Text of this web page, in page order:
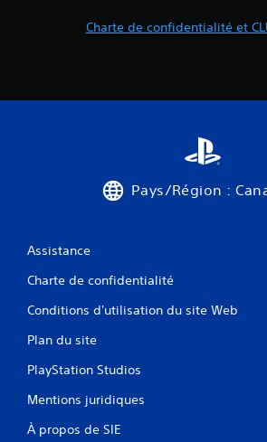
Charte de confidentialité et
Pays/Région :
Assistance
Charte de confidentialité
Conditions d'utilisation du site Web
Plan du site
PlayStation Studios
Mentions juridiques
À propos de SIE